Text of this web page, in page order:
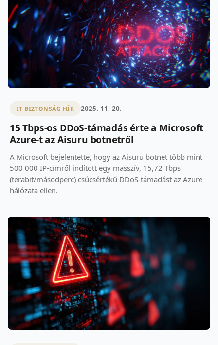
IT BIZTONSÁG HÍR 2025. 11. 20.
15 Tbps-os DDoS-támadás érte a Microsoft
Azure-t az Aisuru botnetről
A Microsoft bejelentette, hogy az Aisuru botnet több mint
500 000 IP-címről indított egy masszív, 15,72 Tbps
(terabit/másodperc) csúcsértékű DDoS-támadást az Azure
hálózata ellen.